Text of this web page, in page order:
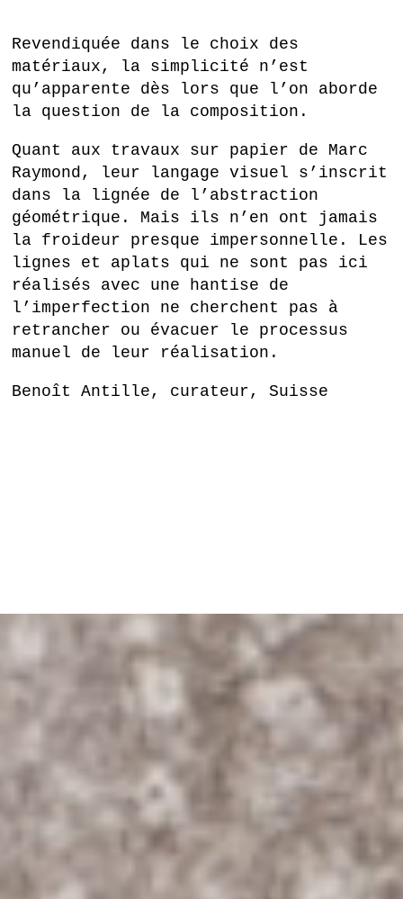
Revendiquée dans le choix des
matériaux, la simplicité n’est
qu’apparente dès lors que l’on aborde
la question de la composition.
Quant aux travaux sur papier de Marc
Raymond, leur langage visuel s’inscrit
dans la lignée de l’abstraction
géométrique. Mais ils n’en ont jamais
la froideur presque impersonnelle. Les
lignes et aplats qui ne sont pas ici
réalisés avec une hantise de
l’imperfection ne cherchent pas à
retrancher ou évacuer le processus
manuel de leur réalisation.
Benoît Antille, curateur, Suisse